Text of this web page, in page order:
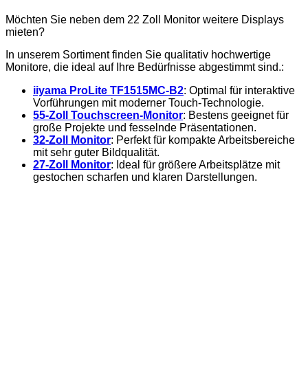
Möchten Sie neben dem 22 Zoll Monitor weitere Displays
mieten?
In unserem Sortiment finden Sie qualitativ hochwertige
Monitore, die ideal auf Ihre Bedürfnisse abgestimmt sind.:
iiyama ProLite TF1515MC-B2: Optimal für interaktive
Vorführungen mit moderner Touch-Technologie.
55-Zoll Touchscreen-Monitor: Bestens geeignet für
große Projekte und fesselnde Präsentationen.
32-Zoll Monitor: Perfekt für kompakte Arbeitsbereiche
mit sehr guter Bildqualität.
27-Zoll Monitor: Ideal für größere Arbeitsplätze mit
gestochen scharfen und klaren Darstellungen.